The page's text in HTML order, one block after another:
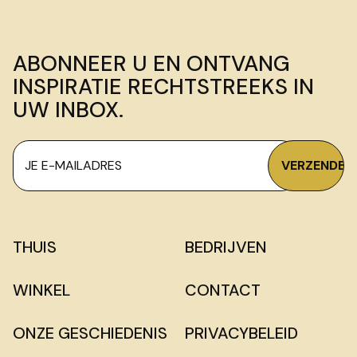
ABONNEER U EN ONTVANG
INSPIRATIE RECHTSTREEKS IN
UW INBOX.
THUIS
WINKEL
ONZE GESCHIEDENIS
BEDRIJVEN
CONTACT
PRIVACYBELEID